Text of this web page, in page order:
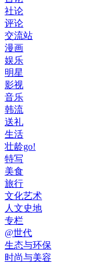
社论
评论
交流站
漫画
娱乐
明星
影视
音乐
韩流
送礼
生活
壮龄go!
特写
美食
旅行
文化艺术
人文史地
专栏
@世代
生态与环保
时尚与美容